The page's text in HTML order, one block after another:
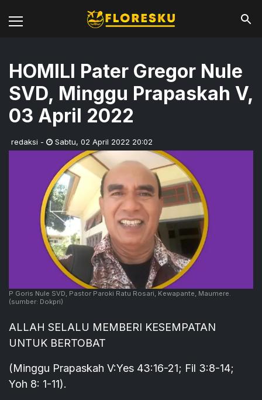
HOMILI Pater Gregor Nule
SVD, Minggu Prapaskah V,
03 April 2022
redaksi - Sabtu, 02 April 2022 20:02
P Goris Nule SVD, Pastor Paroki Ratu Rosari, Kewapante, Maumere.
(sumber: Dokpri)
ALLAH SELALU MEMBERI KESEMPATAN
UNTUK BERTOBAT
(Minggu Prapaskah V:Yes 43:16-21; Fil 3:8-14;
Yoh 8: 1-11).